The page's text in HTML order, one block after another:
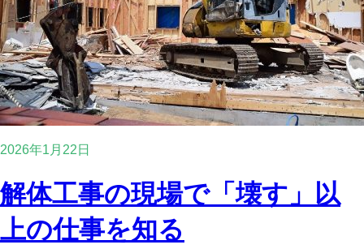
2026年1月22日
解体工事の現場で「壊す」以
上の仕事を知る